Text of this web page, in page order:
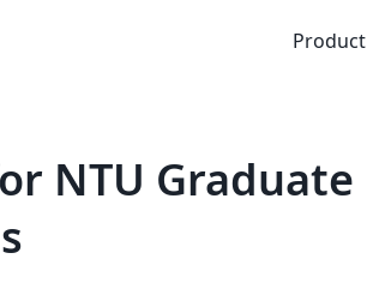
Product
NTU Graduate